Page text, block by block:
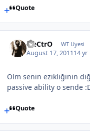
Quote
EleCtrO WT Uyesi
August 17, 201114 yr
Olm senin ezikliğinin
passive ability o sende
Quote